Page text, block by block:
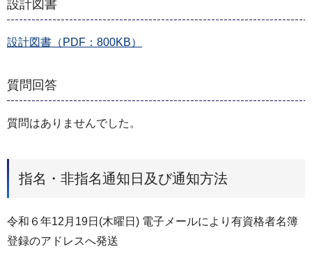
設計図書
設計図書（PDF：800KB）
質問回答
質問はありませんでした。
指名・非指名通知日及び通知方法
令和６年12月19日(木曜日) 電子メールにより有資格者名簿
登録のアドレスへ発送